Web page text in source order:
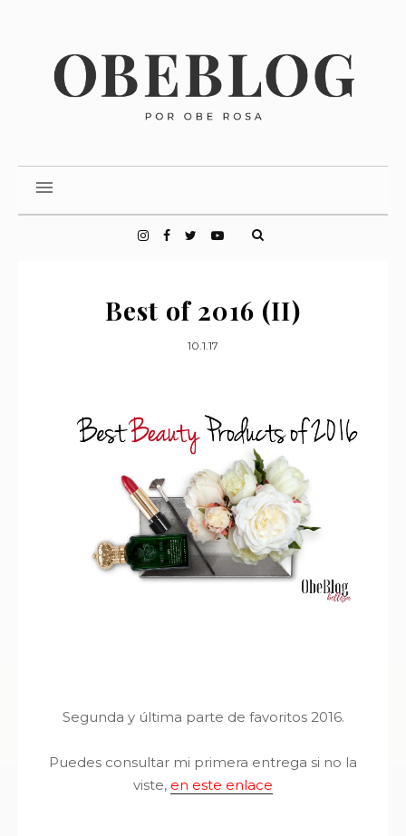
Best of 2016 (II)
10.1.17
Segunda y última parte de favoritos 2016.
Puedes consultar mi primera entrega si no la
viste, en este enlace